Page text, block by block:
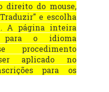
direito do mouse,
e escolha
A página inteira
para o idioma
procedimento
aplicado no
para os